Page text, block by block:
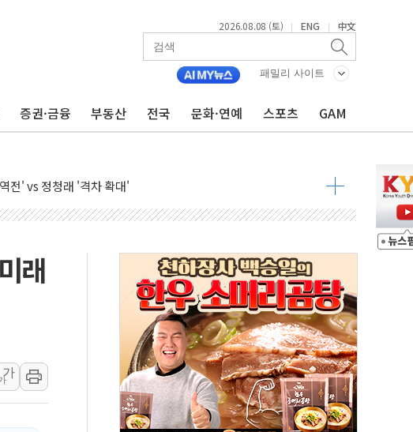
2026.08.08 (토) | ENG | 中文
패밀리 사이트
증권·금융 부동산 전국 문화·연예 스포츠 GAM
가뭄 해소될 듯
소나기
'범죄 사각지대' 우려
제단체' 타진
최고치
가능성 낮아지며 상승… STOXX 600 지수는 나흘 연속 최고치
전망 우세
… 이스라엘·이란 위협에 맞설 자체 억지력 강화
이상 '올스톱'… 美 해상봉쇄 영향
했나" 촉각
래
가